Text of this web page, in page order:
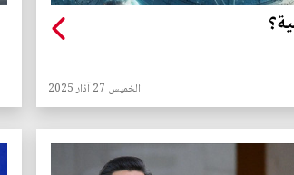
الخميس 27 آذار 2025